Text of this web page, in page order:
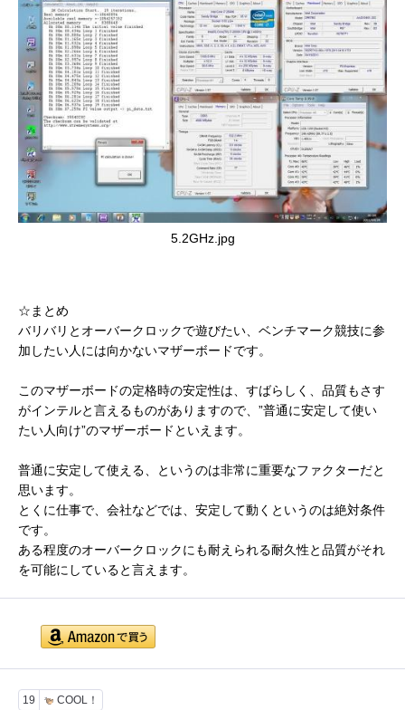
5.2GHz.jpg
☆まとめ
バリバリとオーバークロックで遊びたい、ベンチマーク競技に参
加したい人には向かないマザーボードです。
このマザーボードの定格時の安定性は、すばらしく、品質もさす
がインテルと言えるものがありますので、”普通に安定して使い
たい人向け”のマザーボードといえます。
普通に安定して使える、というのは非常に重要なファクターだと
思います。
とくに仕事で、会社などでは、安定して動くというのは絶対条件
です。
ある程度のオーバークロックにも耐えられる耐久性と品質がそれ
を可能にしていると言えます。
19 COOL！